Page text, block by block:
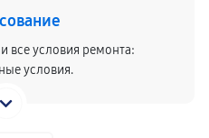
все условия ремонта:
условия.